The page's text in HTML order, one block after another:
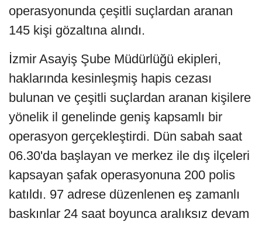
operasyonunda çeşitli suçlardan aranan
145 kişi gözaltına alındı.
İzmir Asayiş Şube Müdürlüğü ekipleri,
haklarında kesinleşmiş hapis cezası
bulunan ve çeşitli suçlardan aranan kişilere
yönelik il genelinde geniş kapsamlı bir
operasyon gerçekleştirdi. Dün sabah saat
06.30'da başlayan ve merkez ile dış ilçeleri
kapsayan şafak operasyonuna 200 polis
katıldı. 97 adrese düzenlenen eş zamanlı
baskınlar 24 saat boyunca aralıksız devam